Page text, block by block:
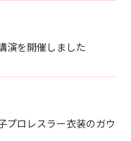
演を開催しました
プロレスラー衣装のガウ